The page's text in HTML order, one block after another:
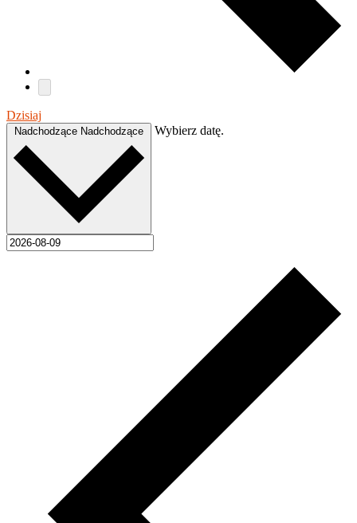
Dzisiaj
Nadchodzące Nadchodzące Wybierz datę.